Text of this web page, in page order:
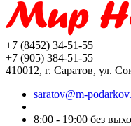
+7 (8452) 34-51-55
+7 (905) 384-51-55
410012, г. Саратов, ул.
saratov@m-
8:00 - 19:00 без